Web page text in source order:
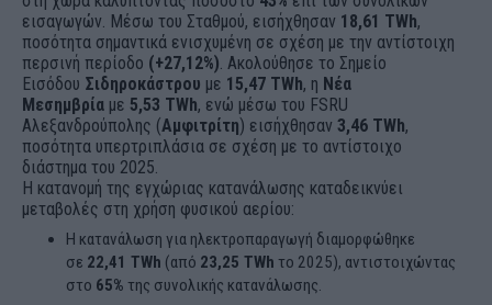
εισαγωγών. Μέσω του Σταθμού, εισήχθησαν 18,61 TWh,
ποσότητα σημαντικά ενισχυμένη σε σχέση με την αντίστοιχη
περσινή περίοδο (+27,12%) . Ακολούθησε το Σημείο
Εισόδου Σιδηροκάστρου με 15,47 TWh, η Νέα
Μεσημβρία με 5,53 TWh, ενώ μέσω του FSRU
Αλεξανδρούπολης (Αμφιτρίτη) εισήχθησαν 3,46 TWh,
ποσότητα υπερτριπλάσια σε σχέση με το αντίστοιχο
διάστημα του 2025.
Η κατανομή της εγχώριας κατανάλωσης καταδεικνύει
μεταβολές στη χρήση φυσικού αερίου:
Η κατανάλωση για ηλεκτροπαραγωγή διαμορφώθηκε
σε 22,41 TWh (από 23,25 TWh το 2025), αντιστοιχώντας
στο 65% της συνολικής κατανάλωσης.